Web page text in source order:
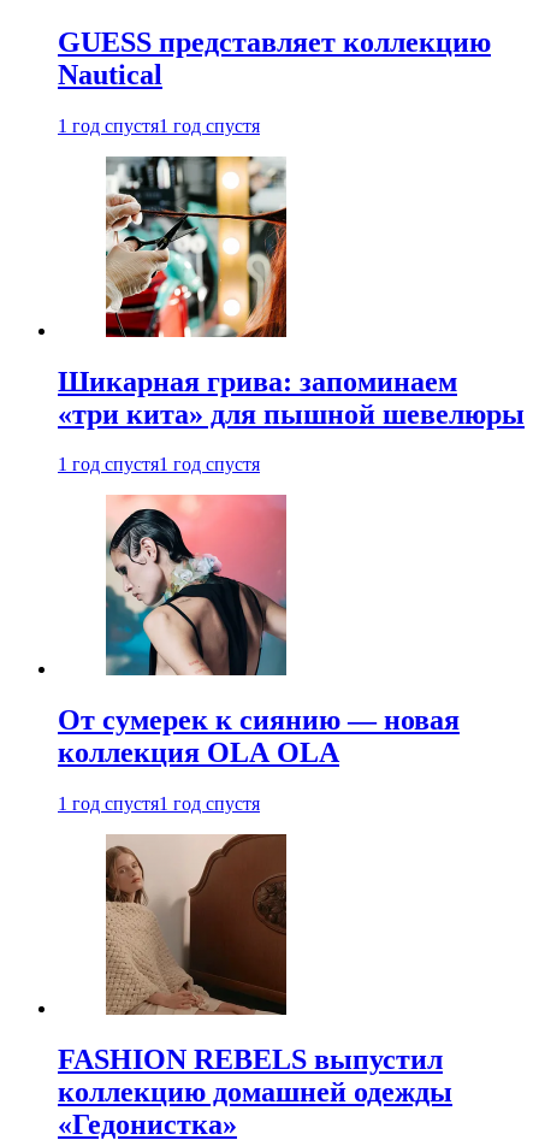
GUESS представляет коллекцию
Nautical
1 год спустя1 год спустя
Шикарная грива: запоминаем
«три кита» для пышной шевелюры
1 год спустя1 год спустя
От сумерек к сиянию — новая
коллекция OLA OLA
1 год спустя1 год спустя
FASHION REBELS выпустил
коллекцию домашней одежды
«Гедонистка»